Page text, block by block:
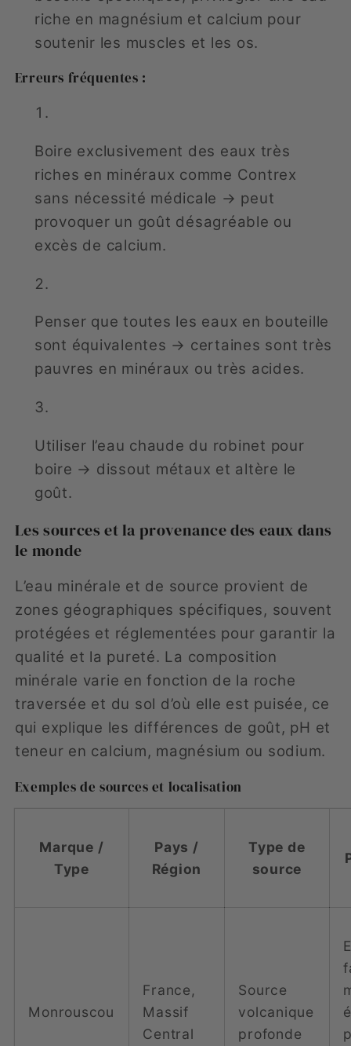
riche en magnésium et calcium pour
soutenir les muscles et les os.
Erreurs fréquentes :
Boire exclusivement des eaux très
riches en minéraux comme Contrex
sans nécessité médicale → peut
provoquer un goût désagréable ou
excès de calcium.
Penser que toutes les eaux en bouteille
sont équivalentes → certaines sont très
pauvres en minéraux ou très acides.
Utiliser l’eau chaude du robinet pour
boire → dissout métaux et altère le
goût.
Les sources et la provenance des eaux dans
le monde
L’eau minérale et de source provient de
zones géographiques spécifiques, souvent
protégées et réglementées pour garantir la
qualité et la pureté. La composition
minérale varie en fonction de la roche
traversée et du sol d’où elle est puisée, ce
qui explique les différences de goût, pH et
teneur en calcium, magnésium ou sodium.
Exemples de sources et localisation
Marque /
Type
Pays /
Région
Type de
source
Monrouscou
France,
Massif
Central
Source
volcanique
profonde